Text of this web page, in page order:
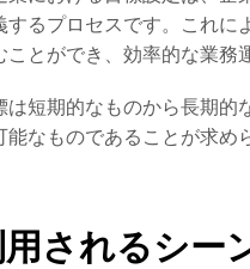
するプロセスです。これに
ことができ、効率的な業務
は短期的なものから長期的
能なものであることが求め
されるシー